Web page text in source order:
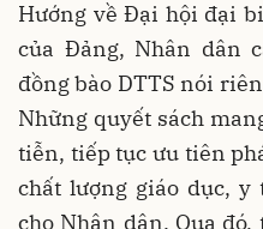
Hướng về Đại hội đại
của Đảng, Nhân dân
đồng bào DTTS nói
Những quyết sách
tiễn, tiếp tục ưu tiên
chất lượng giáo dục,
cho Nhân dân. Qua